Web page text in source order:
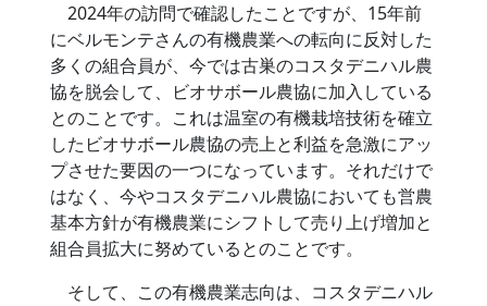
2024年の訪問で確認したことですが、15年前
にベルモンテさんの有機農業への転向に反対した
多くの組合員が、今では古巣のコスタデニハル農
協を脱会して、ビオサボール農協に加入している
とのことです。これは温室の有機栽培技術を確立
したビオサボール農協の売上と利益を急激にアッ
プさせた要因の一つになっています。それだけで
はなく、今やコスタデニハル農協においても営農
基本方針が有機農業にシフトして売り上げ増加と
組合員拡大に努めているとのことです。
そして、この有機農業志向は、コスタデニハル